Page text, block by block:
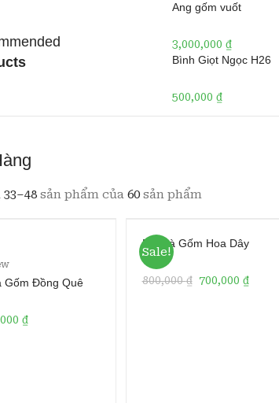
Ang gốm vuốt
3,000,000 ₫
Bình Giọt Ngọc H26
500,000 ₫
33–48 sản phẩm của 60 sản phẩm
Gốm Đồng Quê
₫
Sale!
Bộ Trà Gốm Hoa Dây
800,000₫ 700,000 ₫